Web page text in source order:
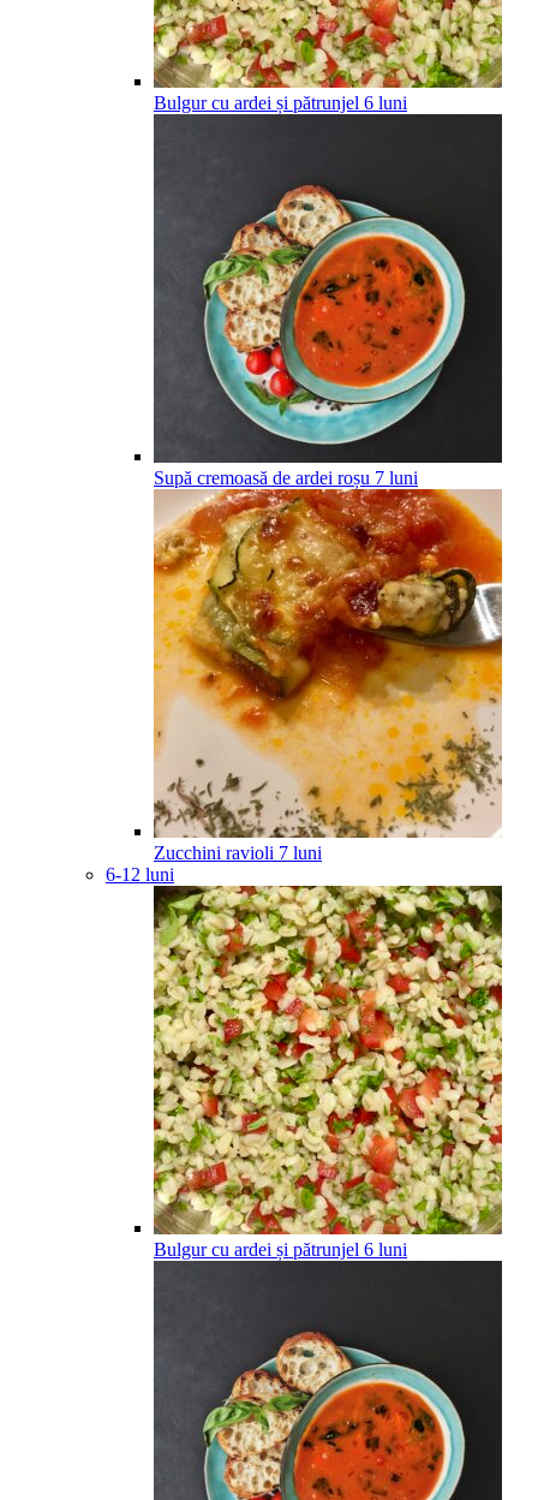
Bulgur cu ardei și pătrunjel 6 luni
Supă cremoasă de ardei roșu 7 luni
Zucchini ravioli 7 luni
6-12 luni
Bulgur cu ardei și pătrunjel 6 luni